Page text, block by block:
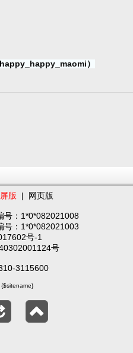
）
版 | 网页版
号：1*0*082021008
号：1*0*082021003
号-1
号
3115600